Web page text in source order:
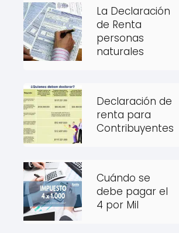
La Declaración
de Renta
personas
naturales
Declaración de
renta para
Contribuyentes
Cuándo se
debe pagar el
4 por Mil